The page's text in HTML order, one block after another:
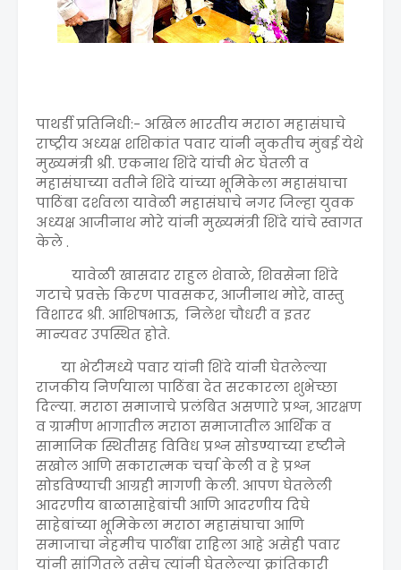
पाथर्डी प्रतिनिधी:- अखिल भारतीय मराठा महासंघाचे
राष्ट्रीय अध्यक्ष शशिकांत पवार यांनी नुकतीच मुंबई येथे
मुख्यमंत्री श्री. एकनाथ शिंदे यांची भेट घेतली व
महासंघाच्या वतीने शिंदे यांच्या भूमिकेला महासंघाचा
पाठिंबा दर्शवला यावेळी महासंघाचे नगर जिल्हा युवक
अध्यक्ष आजीनाथ मोरे यांनी मुख्यमंत्री शिंदे यांचे स्वागत
केले .
यावेळी खासदार राहुल शेवाळे, शिवसेना शिंदे
गटाचे प्रवक्ते किरण पावसकर, आजीनाथ मोरे, वास्तु
विशारद श्री. आशिषभाऊ, निलेश चौधरी व इतर
मान्यवर उपस्थित होते.
या भेटीमध्ये पवार यांनी शिंदे यांनी घेतलेल्या
राजकीय निर्णयाला पाठिंबा देत सरकारला शुभेच्छा
दिल्या. मराठा समाजाचे प्रलंबित असणारे प्रश्न, आरक्षण
व ग्रामीण भागातील मराठा समाजातील आर्थिक व
सामाजिक स्थितीसह विविध प्रश्न सोडण्याच्या दृष्टीने
सखोल आणि सकारात्मक चर्चा केली व हे प्रश्न
सोडविण्याची आग्रही मागणी केली. आपण घेतलेली
आदरणीय बाळासाहेबांची आणि आदरणीय दिघे
साहेबांच्या भूमिकेला मराठा महासंघाचा आणि
समाजाचा नेहमीच पाठींबा राहिला आहे असेही पवार
यांनी सांगितले तसेच त्यांनी घेतलेल्या क्रांतिकारी